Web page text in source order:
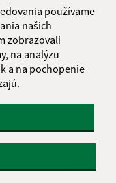
používame
našich
zobrazovali
na analýzu
a na pochopenie